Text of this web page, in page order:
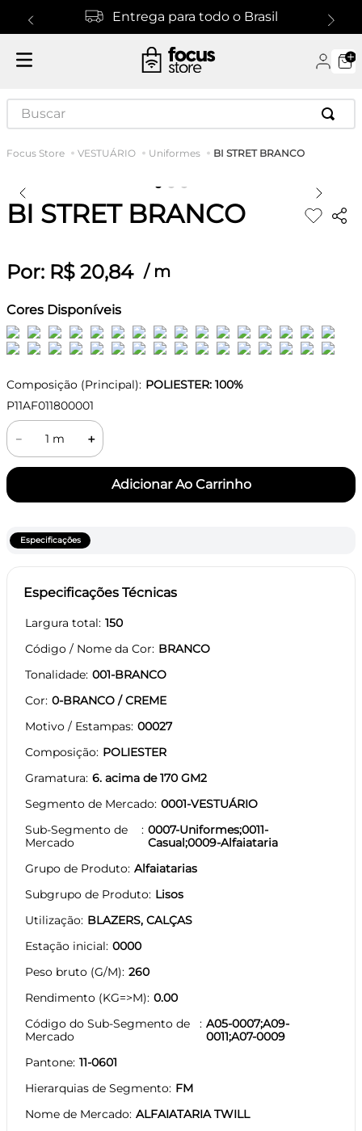
Entrega para todo o Brasil
Buscar
VESTUÁRIO Uniformes BI STRET BRANCO
BI STRET BRANCO
Por: R$ 20,84 / m
Cores Disponíveis
Composição (Principal): POLIESTER: 100%
P11AF011800001
＋
－
Especificações
Especificações Técnicas
Largura total 150
Código / Nome da Cor BRANCO
Tonalidade 001-BRANCO
Cor 0-BRANCO / CREME
Motivo / Estampas 00027
Composição POLIESTER
Gramatura 6. acima de 170 GM2
Segmento de Mercado 0001-VESTUÁRIO
Sub-Segmento de
Mercado
0007-Uniformes;0011-
Casual;0009-Alfaiataria
Grupo de Produto Alfaiatarias
Subgrupo de Produto Lisos
Utilização BLAZERS, CALÇAS
Estação inicial 0000
Peso bruto (G/M) 260
Rendimento (KG=>M) 0.00
Código do Sub-Segmento de
Mercado
A05-0007;A09-
0011;A07-0009
Pantone 11-0601
Hierarquias de Segmento FM
Nome de Mercado ALFAIATARIA TWILL